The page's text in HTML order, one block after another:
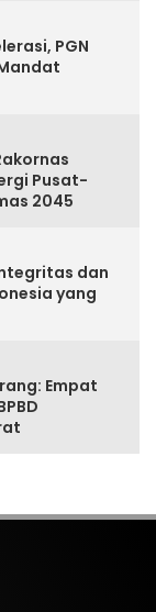
PGN
Pusat-
2045
dan
yang
Empat